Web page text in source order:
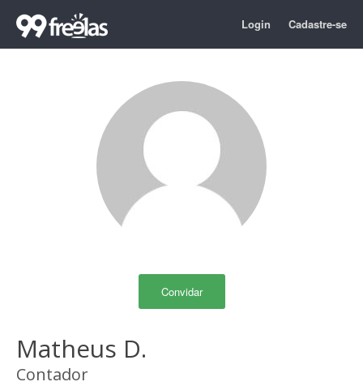
Login Cadastre-se
Convidar
Matheus D.
Contador